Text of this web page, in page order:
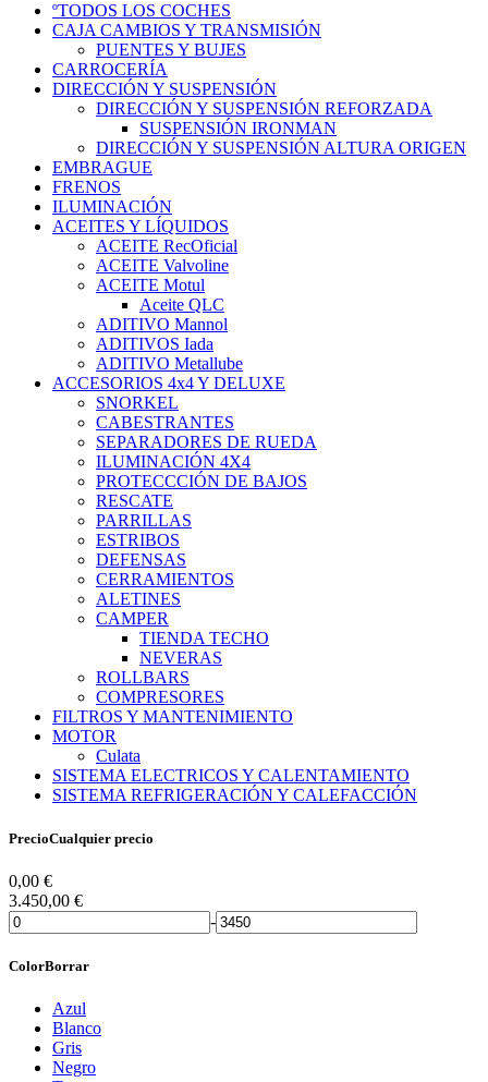
ºTODOS LOS COCHES
CAJA CAMBIOS Y TRANSMISIÓN
PUENTES Y BUJES
CARROCERÍA
DIRECCIÓN Y SUSPENSIÓN
DIRECCIÓN Y SUSPENSIÓN REFORZADA
SUSPENSIÓN IRONMAN
DIRECCIÓN Y SUSPENSIÓN ALTURA ORIGEN
EMBRAGUE
FRENOS
ILUMINACIÓN
ACEITES Y LÍQUIDOS
ACEITE RecOficial
ACEITE Valvoline
ACEITE Motul
Aceite QLC
ADITIVO Mannol
ADITIVOS Iada
ADITIVO Metallube
ACCESORIOS 4x4 Y DELUXE
SNORKEL
CABESTRANTES
SEPARADORES DE RUEDA
ILUMINACIÓN 4X4
PROTECCCIÓN DE BAJOS
RESCATE
PARRILLAS
ESTRIBOS
DEFENSAS
CERRAMIENTOS
ALETINES
CAMPER
TIENDA TECHO
NEVERAS
ROLLBARS
COMPRESORES
FILTROS Y MANTENIMIENTO
MOTOR
Culata
SISTEMA ELECTRICOS Y CALENTAMIENTO
SISTEMA REFRIGERACIÓN Y CALEFACCIÓN
PrecioCualquier precio
0,00 €
3.450,00 €
-
ColorBorrar
Azul
Blanco
Gris
Negro